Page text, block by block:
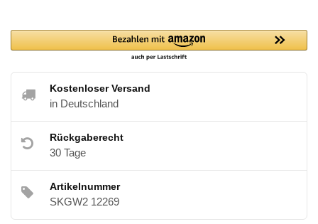
Kostenloser Versand
in Deutschland
Rückgaberecht
30 Tage
Artikelnummer
SKGW2 12269